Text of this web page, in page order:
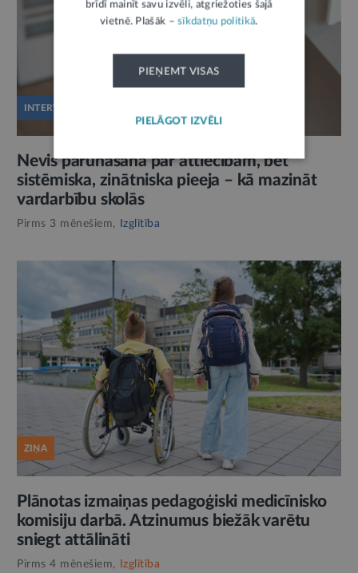
INTERVIJA
Nevis parunāšana par attiecībām, bet
sistēmiska, zinātniska pieeja – kā mazināt
vardarbību skolās
Pirms 3 mēnešiem, Izglītība
ZIŅA
Plānotas izmaiņas pedagoģiski medicīnisko
komisiju darbā. Atzinumus biežāk varētu
sniegt attālināti
Pirms 4 mēnešiem, Izglītība
brīdī mainīt savu izvēli, atgriežoties šajā
vietnē. Plašāk –sīkdatņu politikā.
PIEŅEMT VISAS
PIELĀGOT IZVĒLI